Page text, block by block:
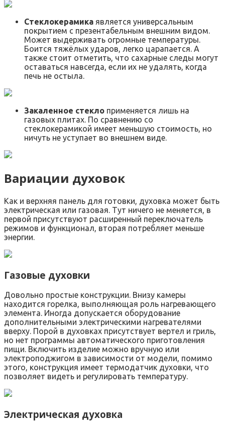
Стеклокерамика является универсальным
покрытием с презентабельным внешним видом.
Может выдерживать огромные температуры.
Боится тяжёлых ударов, легко царапается. А
также стоит отметить, что сахарные следы могут
оставаться навсегда, если их не удалять, когда
печь не остыла.
Закаленное стекло применяется лишь на
газовых плитах. По сравнению со
стеклокерамикой имеет меньшую стоимость, но
ничуть не уступает во внешнем виде.
Вариации духовок
Как и верхняя панель для готовки, духовка может быть
электрическая или газовая. Тут ничего не меняется, в
первой присутствуют расширенный переключатель
режимов и функционал, вторая потребляет меньше
энергии.
Газовые духовки
Довольно простые конструкции. Внизу камеры
находится горелка, выполняющая роль нагревающего
элемента. Иногда допускается оборудование
дополнительными электрическими нагревателями
вверху. Порой в духовках присутствует вертел и гриль,
но нет программы автоматического приготовления
пищи. Включить изделие можно вручную или
электроподжигом в зависимости от модели, помимо
этого, конструкция имеет термодатчик духовки, что
позволяет видеть и регулировать температуру.
Электрическая духовка